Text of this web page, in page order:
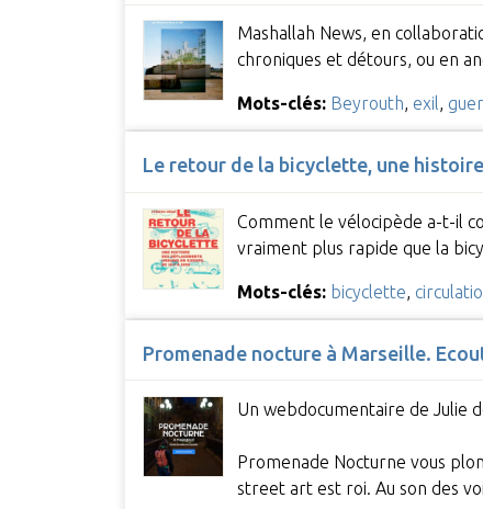
Mashallah News, en
chroniques et détours, ou en
Mots-clés: Beyrouth, exil,
Le retour de la bicyclette, une
Comment le vélocipède a-t-il
vraiment plus rapide que la
Mots-clés: bicyclette
Promenade nocture à Marseille.
Un webdocumentaire de Julie
Promenade Nocturne vous
street art est roi. Au son des